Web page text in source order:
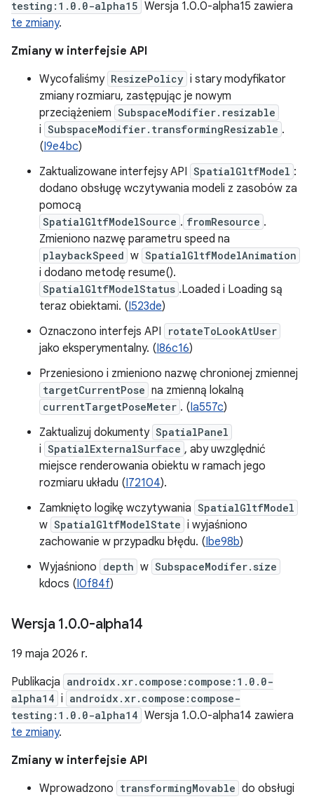
testing:1.0.0-alpha15 Wersja 1.0.0-alpha15 zawiera
te zmiany.
Zmiany w interfejsie API
Wycofaliśmy ResizePolicy i stary modyfikator
zmiany rozmiaru, zastępując je nowym
przeciążeniem SubspaceModifier.resizable
i SubspaceModifier.transformingResizable .
(I9e4bc)
Zaktualizowane interfejsy API SpatialGltfModel :
dodano obsługę wczytywania modeli z zasobów za
pomocą
SpatialGltfModelSource . fromResource .
Zmieniono nazwę parametru speed na
playbackSpeed w SpatialGltfModelAnimation
i dodano metodę resume().
SpatialGltfModelStatus .Loaded i Loading są
teraz obiektami. (I523de)
Oznaczono interfejs API
rotateToLookAtUser
jako eksperymentalny. (I86c16)
Przeniesiono i zmieniono nazwę chronionej zmiennej
targetCurrentPose na zmienną lokalną
currentTargetPoseMeter . (Ia557c)
Zaktualizuj dokumenty SpatialPanel
i SpatialExternalSurface , aby uwzględnić
miejsce renderowania obiektu w ramach jego
rozmiaru układu (I72104).
Zamknięto logikę wczytywania SpatialGltfModel
w SpatialGltfModelState i wyjaśniono
zachowanie w przypadku błędu. (Ibe98b)
Wyjaśniono depth w SubspaceModifer.size
kdocs (I0f84f)
Wersja 1.0.0-alpha14
19 maja 2026 r.
Publikacja androidx.xr.compose:compose:1.0.0-
alpha14 i androidx.xr.compose:compose-
testing:1.0.0-alpha14 Wersja 1.0.0-alpha14 zawiera
te zmiany.
Zmiany w interfejsie API
Wprowadzono transformingMovable do obsługi